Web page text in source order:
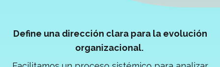
Define una dirección clara para la evolución
organizacional.